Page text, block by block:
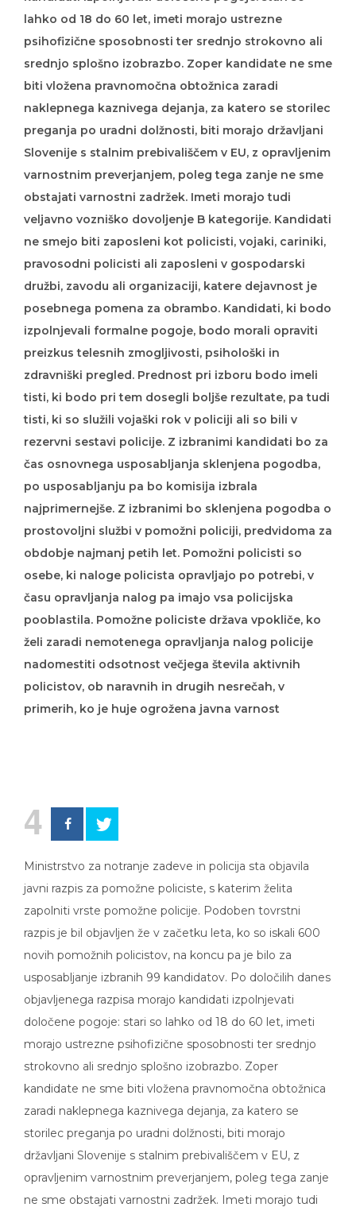
lahko od 18 do 60 let, imeti morajo ustrezne
psihofizične sposobnosti ter srednjo strokovno ali
srednjo splošno izobrazbo. Zoper kandidate ne sme
biti vložena pravnomočna obtožnica zaradi
naklepnega kaznivega dejanja, za katero se storilec
preganja po uradni dolžnosti, biti morajo državljani
Slovenije s stalnim prebivališčem v EU, z opravljenim
varnostnim preverjanjem, poleg tega zanje ne sme
obstajati varnostni zadržek. Imeti morajo tudi
veljavno vozniško dovoljenje B kategorije. Kandidati
ne smejo biti zaposleni kot policisti, vojaki, cariniki,
pravosodni policisti ali zaposleni v gospodarski
družbi, zavodu ali organizaciji, katere dejavnost je
posebnega pomena za obrambo. Kandidati, ki bodo
izpolnjevali formalne pogoje, bodo morali opraviti
preizkus telesnih zmogljivosti, psihološki in
zdravniški pregled. Prednost pri izboru bodo imeli
tisti, ki bodo pri tem dosegli boljše rezultate, pa tudi
tisti, ki so služili vojaški rok v policiji ali so bili v
rezervni sestavi policije. Z izbranimi kandidati bo za
čas osnovnega usposabljanja sklenjena pogodba,
po usposabljanju pa bo komisija izbrala
najprimernejše. Z izbranimi bo sklenjena pogodba o
prostovoljni službi v pomožni policiji, predvidoma za
obdobje najmanj petih let. Pomožni policisti so
osebe, ki naloge policista opravljajo po potrebi, v
času opravljanja nalog pa imajo vsa policijska
pooblastila. Pomožne policiste država vpokliče, ko
želi zaradi nemotenega opravljanja nalog policije
nadomestiti odsotnost večjega števila aktivnih
policistov, ob naravnih in drugih nesrečah, v
primerih, ko je huje ogrožena javna varnost
4
javni razpis za pomožne policiste, s katerim želita
zapolniti vrste pomožne policije. Podoben tovrstni
razpis je bil objavljen že v začetku leta, ko so iskali 600
novih pomožnih policistov, na koncu pa je bilo za
usposabljanje izbranih 99 kandidatov. Po določilih danes
objavljenega razpisa morajo kandidati izpolnjevati
določene pogoje: stari so lahko od 18 do 60 let, imeti
morajo ustrezne psihofizične sposobnosti ter srednjo
strokovno ali srednjo splošno izobrazbo. Zoper
kandidate ne sme biti vložena pravnomočna obtožnica
zaradi naklepnega kaznivega dejanja, za katero se
storilec preganja po uradni dolžnosti, biti morajo
državljani Slovenije s stalnim prebivališčem v EU, z
opravljenim varnostnim preverjanjem, poleg tega zanje
ne sme obstajati varnostni zadržek. Imeti morajo tudi